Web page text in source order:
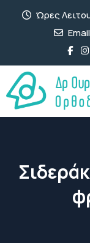
Ώρες